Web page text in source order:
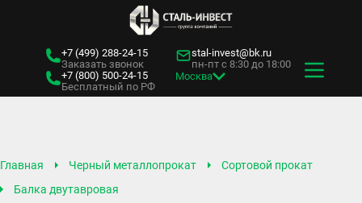
+7 (499) 288-24-15
Заказать звонок
+7 (800) 500-24-15
Бесплатный по РФ
stal-invest@bk.ru
пн-пт с 8:30 до 18:00
Москва
Главная Черный металлопрокат
Сортовой прокат
Балка двутавровая